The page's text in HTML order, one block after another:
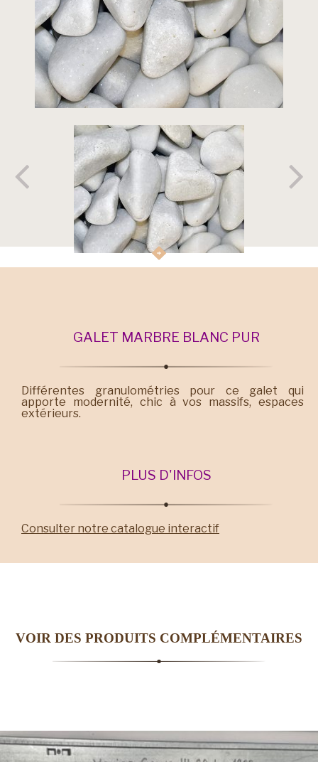
GALET MARBRE BLANC PUR
Différentes granulométries pour ce galet qui
apporte modernité, chic à vos massifs, espaces
extérieurs.
PLUS D'INFOS
Consulter notre catalogue interactif
VOIR DES PRODUITS COMPLÉMENTAIRES